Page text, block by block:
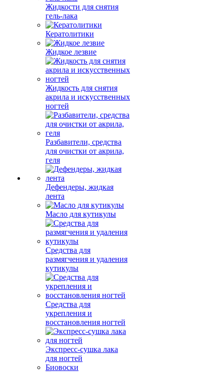
Жидкости для снятия
гель-лака
Кератолитики
Жидкое лезвие
Жидкость для снятия
акрила и искусственных
ногтей
Разбавители, средства
для очистки от акрила,
геля
Дефендеры, жидкая
лента
Масло для кутикулы
Средства для
размягчения и удаления
кутикулы
Средства для
укрепления и
восстановления ногтей
Экспресс-сушка лака
для ногтей
Биовоски